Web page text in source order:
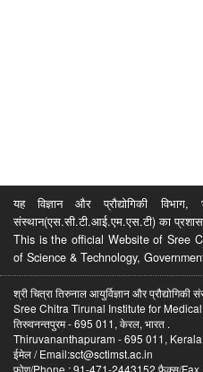
यह विज्ञान और प्रौद्योगिकी
संस्थान(एस.सी.टी.आई.एम.एस.टी) का
This is the official Website of Sree
of Science & Technology,
श्री चित्रा तिरुनाल आयुर्विज्ञान और प्रौद्योगिकी
Sree Chitra Tirunal Institute for
तिरुवनन्तपुरम - 695 011, केरल, भारत .
Thiruvananthapuram - 695 011,
ईमेल / Email:sct@sctimst.ac.in
फोण/Phone : 91-471-2443152 फैक्स/